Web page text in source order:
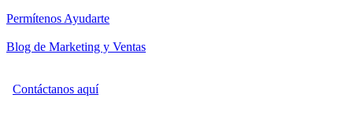
Permítenos Ayudarte
Blog de Marketing y Ventas
Contáctanos aquí